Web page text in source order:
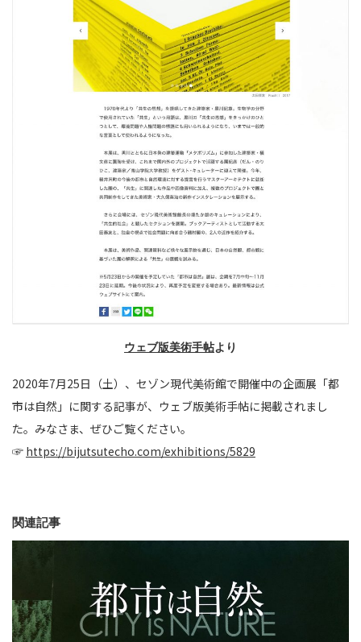
ウェブ版美術手帖より
2020年7月25日（土）、セゾン現代美術館で開催中の企画展「都
市は自然」に関する記事が、ウェブ版美術手帖に掲載されまし
た。みなさま、ぜひご覧ください。
☞ https://bijutsutecho.com/exhibitions/5829
関連記事